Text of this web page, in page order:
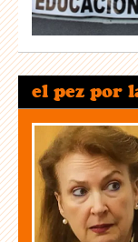
el pez por